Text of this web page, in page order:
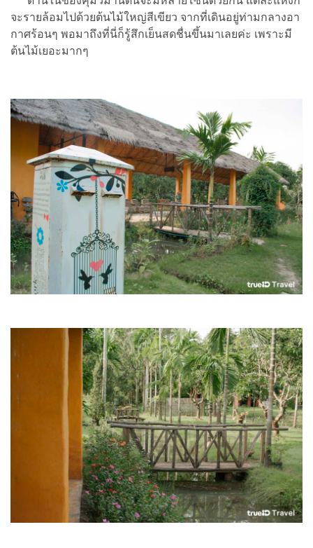
จะรายล้อมไปด้วยต้นไม้ใหญ่สีเขียว จากที่เดินอยู่ท่ามกลางอา
กาศร้อนๆ พอมาถึงที่นี่ก็รู้สึกเย็นสดชื่นขึ้นมาเลยค่ะ เพราะมี
ต้นไม้เยอะมากๆ